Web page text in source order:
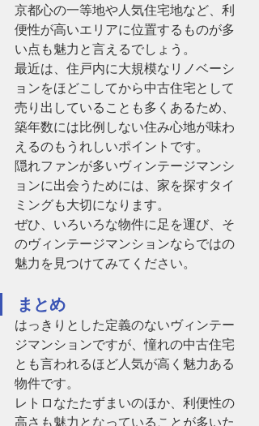
京都心の一等地や人気住宅地など、利
便性が高いエリアに位置するものが多
い点も魅力と言えるでしょう。
最近は、住戸内に大規模なリノベーシ
ョンをほどこしてから中古住宅として
売り出していることも多くあるため、
築年数には比例しない住み心地が味わ
えるのもうれしいポイントです。
隠れファンが多いヴィンテージマンシ
ョンに出会うためには、家を探すタイ
ミングも大切になります。
ぜひ、いろいろな物件に足を運び、そ
のヴィンテージマンションならではの
魅力を見つけてみてください。
まとめ
はっきりとした定義のないヴィンテー
ジマンションですが、憧れの中古住宅
とも言われるほど人気が高く魅力ある
物件です。
レトロなたたずまいのほか、利便性の
高さも魅力となっていることが多いた